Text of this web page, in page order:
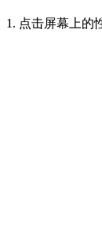
1. 点击屏幕上的